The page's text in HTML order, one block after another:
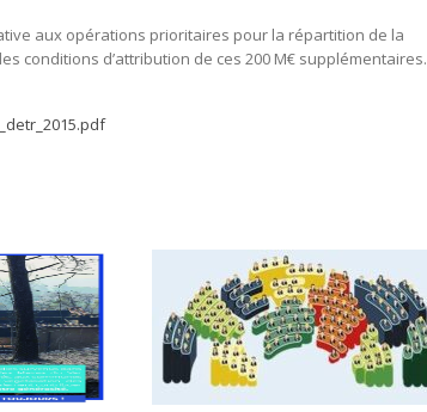
aux opérations prioritaires pour la répartition de la
conditions d’attribution de ces 200 M€ supplémentaires.